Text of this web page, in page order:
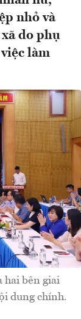
nhỏ và
do phụ
làm
hai bên giai
dung chính.